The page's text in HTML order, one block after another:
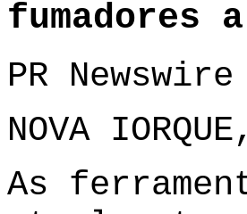
fumadores
PR Newswire
NOVA
As